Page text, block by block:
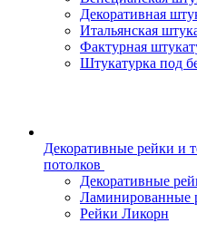
Декоративная
Итальянская
Фактурная
Штукатурка под
Декоративные рейки и
потолков
Декоративные
Ламинированные
Рейки Ликорн